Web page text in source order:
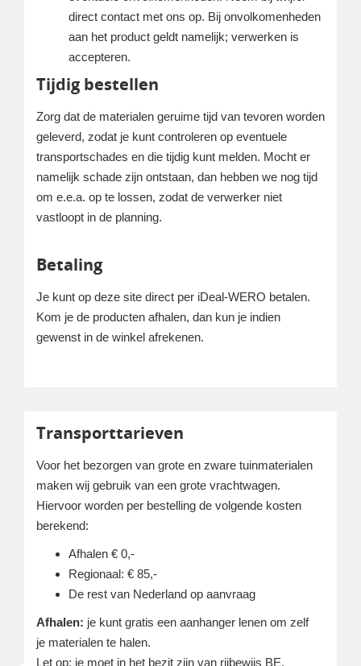
direct contact met ons op. Bij onvolkomenheden
aan het product geldt namelijk; verwerken is
accepteren.
Tijdig bestellen
Zorg dat de materialen geruime tijd van tevoren worden
geleverd, zodat je kunt controleren op eventuele
transportschades en die tijdig kunt melden. Mocht er
namelijk schade zijn ontstaan, dan hebben we nog tijd
om e.e.a. op te lossen, zodat de verwerker niet
vastloopt in de planning.
Betaling
Je kunt op deze site direct per iDeal-WERO betalen.
Kom je de producten afhalen, dan kun je indien
gewenst in de winkel afrekenen.
Transporttarieven
Voor het bezorgen van grote en zware tuinmaterialen
maken wij gebruik van een grote vrachtwagen.
Hiervoor worden per bestelling de volgende kosten
berekend:
Afhalen € 0,-
Regionaal: € 85,-
De rest van Nederland op aanvraag
Afhalen: je kunt gratis een aanhanger lenen om zelf
je materialen te halen.
Let op: je moet in het bezit zijn van rijbewijs BE.